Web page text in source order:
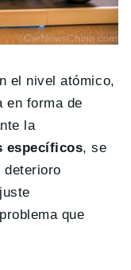
el nivel atómico,
en forma de
la
específicos, se
deterioro
que